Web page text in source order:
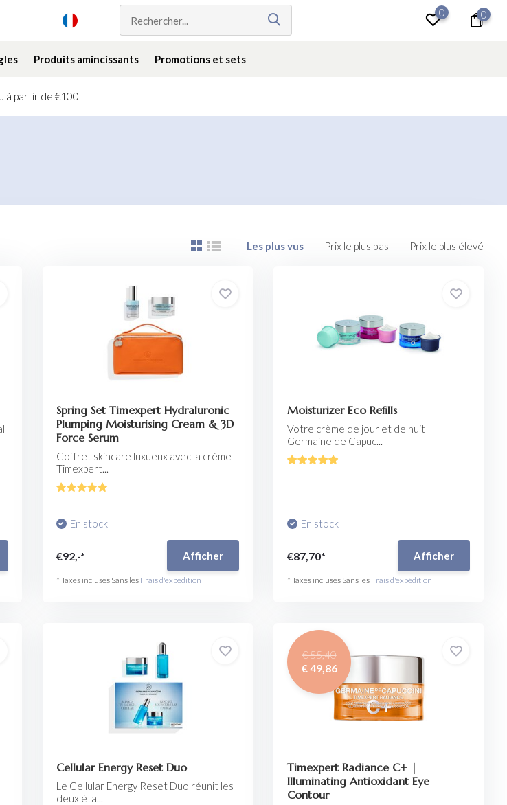
0 0
Produits amincissants Promotions et sets
à partir de €100
Les plus vus Prix le plus bas Prix le plus élevé
Spring Set Timexpert Hydraluronic
Plumping Moisturising Cream & 3D
Force Serum
Coffret skincare luxueux avec la crème
Timexpert...
En stock
€92,-* Afficher
* Taxes incluses Sans les Frais d'expédition
Moisturizer Eco Refills
Votre crème de jour et de nuit
Germaine de Capuc...
En stock
€87,70* Afficher
* Taxes incluses Sans les Frais d'expédition
Cellular Energy Reset Duo
Le Cellular Energy Reset Duo réunit les
deux éta...
€ 55,40
€ 49,86
Timexpert Radiance C+ |
Illuminating Antioxidant Eye
Contour